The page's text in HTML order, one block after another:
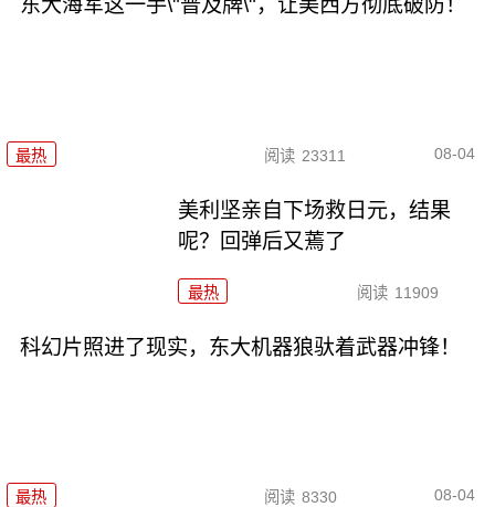
东大海军这一手\"普及牌\"，让美西方彻底破防！
最热 阅读 23311 08-04
美利坚亲自下场救日元，结果
呢？回弹后又蔫了
最热 阅读 11909
科幻片照进了现实，东大机器狼驮着武器冲锋！
最热 阅读 8330 08-04